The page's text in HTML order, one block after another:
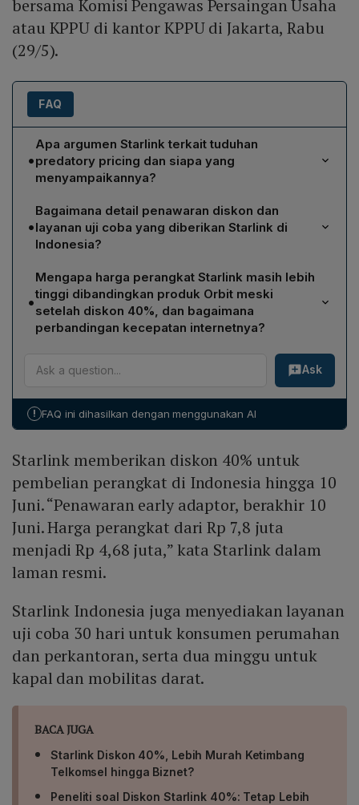
bersama Komisi Pengawas Persaingan Usaha
atau KPPU di kantor KPPU di Jakarta, Rabu
(29/5).
FAQ
•
Apa argumen Starlink terkait tuduhan
predatory pricing dan siapa yang
menyampaikannya?
Starlink membantah adanya predatory pricing. Tim legal
Starlink, Krishna Vesa, menyatakan promosi tersebut
wajar dan diperbolehkan hukum dalam FGD bersama
•
Bagaimana detail penawaran diskon dan
layanan uji coba yang diberikan Starlink di
Indonesia?
Starlink menawarkan diskon 40% untuk perangkat,
sehingga harga turun dari Rp7,8 juta menjadi Rp4,68
juta, berlaku hingga 10 Juni sebagai penawaran early
adaptor. Selain itu, tersedia uji coba gratis 30 hari untuk
•
Mengapa harga perangkat Starlink masih lebih
tinggi dibandingkan produk Orbit meski
setelah diskon 40%, dan bagaimana
perbandingan kecepatan internetnya?
Meskipun mendapat diskon 40%, harga perangkat
Starlink (Rp4,68 juta) masih jauh di atas perangkat Orbit
yang berkisar antara Rp479 ribu‑Rp2,199 ribu karena
360 Mbps dan biaya infrastruktur yang lebih tinggi.
melampaui rata‑rata 50 Mbps operator seluler lain,
sehingga nilai layanan berbeda.
Ask
! FAQ ini dihasilkan dengan menggunakan AI
Starlink memberikan diskon 40% untuk
pembelian perangkat di Indonesia hingga 10
Juni. “Penawaran early adaptor, berakhir 10
Juni. Harga perangkat dari Rp 7,8 juta
menjadi Rp 4,68 juta,” kata Starlink dalam
laman resmi.
Starlink Indonesia juga menyediakan layanan
uji coba 30 hari untuk konsumen perumahan
dan perkantoran, serta dua minggu untuk
kapal dan mobilitas darat.
BACA JUGA
Starlink Diskon 40%, Lebih Murah Ketimbang
Telkomsel hingga Biznet?
Peneliti soal Diskon Starlink 40%: Tetap Lebih